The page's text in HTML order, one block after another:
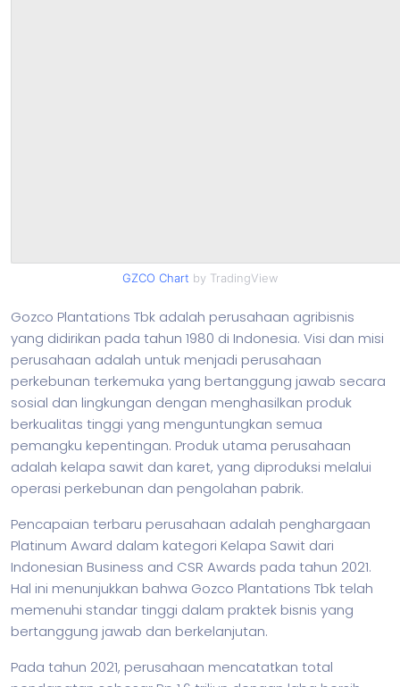
GZCO Chart by TradingView
Gozco Plantations Tbk adalah perusahaan agribisnis
yang didirikan pada tahun 1980 di Indonesia. Visi dan misi
perusahaan adalah untuk menjadi perusahaan
perkebunan terkemuka yang bertanggung jawab secara
sosial dan lingkungan dengan menghasilkan produk
berkualitas tinggi yang menguntungkan semua
pemangku kepentingan. Produk utama perusahaan
adalah kelapa sawit dan karet, yang diproduksi melalui
operasi perkebunan dan pengolahan pabrik.
Pencapaian terbaru perusahaan adalah penghargaan
Platinum Award dalam kategori Kelapa Sawit dari
Indonesian Business and CSR Awards pada tahun 2021.
Hal ini menunjukkan bahwa Gozco Plantations Tbk telah
memenuhi standar tinggi dalam praktek bisnis yang
bertanggung jawab dan berkelanjutan.
Pada tahun 2021, perusahaan mencatatkan total